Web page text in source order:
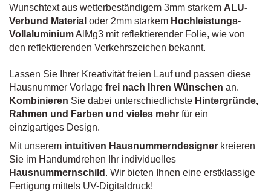
Wunschtext aus wetterbeständigem 3mm starkem ALU-
Verbund Material oder 2mm starkem Hochleistungs-
VollaluminiumAlMg3 mit reflektierender Folie, wie von
den reflektierenden Verkehrszeichen bekannt.
Lassen Sie Ihrer Kreativität freien Lauf und passen diese
Hausnummer Vorlage frei nach Ihren Wünschen an.
Kombinieren Sie dabei unterschiedlichste Hintergründe,
Rahmen und Farben und vieles mehr für ein
einzigartiges Design.
Mit unserem intuitiven Hausnummerndesigner kreieren
Sie im Handumdrehen Ihr individuelles
Hausnummernschild . Wir bieten Ihnen eine erstklassige
Fertigung mittels UV-Digitaldruck!